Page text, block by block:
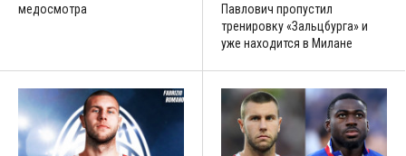
медосмотра
Павлович пропустил
тренировку «Зальцбурга» и
уже находится в Милане